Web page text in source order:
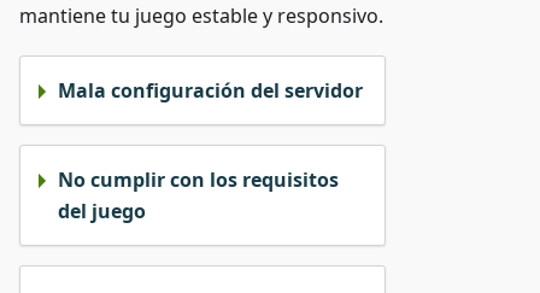
mantiene tu juego estable y responsivo.
Mala configuración del servidor
No cumplir con los requisitos
del juego